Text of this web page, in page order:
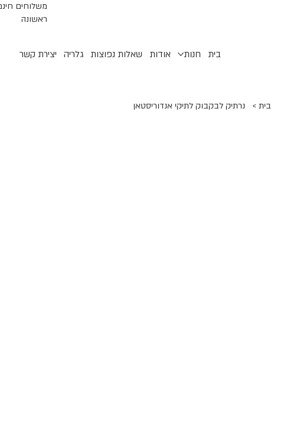
בית חנות אודות שאלות נפוצות גלריה יצירת קשר
ראשונה
בית > נרתיק לבקבוק לתיקי אנדוריסטאן